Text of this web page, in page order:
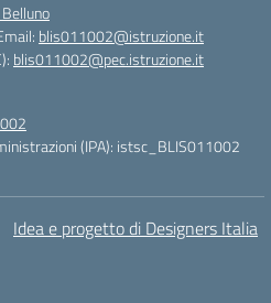
blis011002@istruzione.it
blis011002@pec.istruzione.it
(IPA): istsc_BLIS011002
Idea e progetto di Designers Italia